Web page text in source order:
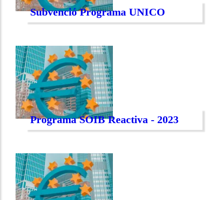
Subvenció Programa UNICO
Programa SOIB Reactiva - 2023